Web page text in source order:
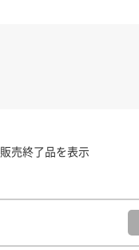
販売終了品を表示